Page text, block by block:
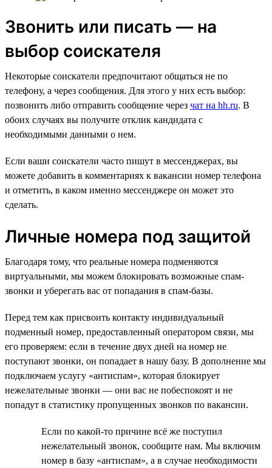
Звонить или писать — на
выбор соискателя
Некоторые соискатели предпочитают общаться не по
телефону, а через сообщения. Для этого у них есть выбор:
позвонить либо отправить сообщение через чат на hh.ru. В
обоих случаях вы получите отклик кандидата с
необходимыми данными о нем.
Если ваши соискатели часто пишут в мессенджерах, вы
можете добавить в комментариях к вакансии номер телефона
и отметить, в каком именно мессенджере он может это
сделать.
Личные номера под защитой
Благодаря тому, что реальные номера подменяются
виртуальными, мы можем блокировать возможные спам-
звонки и уберегать вас от попадания в спам-базы.
Перед тем как присвоить контакту индивидуальный
подменный номер, предоставленный оператором связи, мы
его проверяем: если в течение двух дней на номер не
поступают звонки, он попадает в нашу базу. В дополнение мы
подключаем услугу «антиспам», которая блокирует
нежелательные звонки — они вас не побеспокоят и не
попадут в статистику пропущенных звонков по вакансии.
Если по какой-то причине всё же поступил
нежелательный звонок, сообщите нам. Мы включим
номер в базу «антиспам», а в случае необходимости